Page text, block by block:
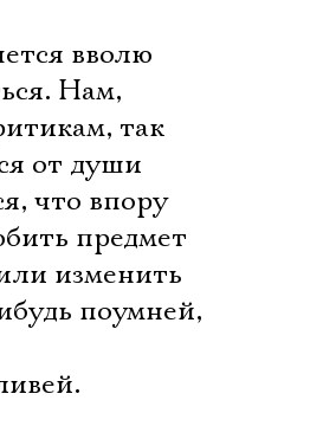
вволю
Нам,
так
от души
что впору
предмет
изменить
поумней,